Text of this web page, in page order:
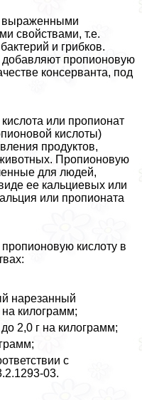
выраженными
свойствами, т.е.
и грибков.
добавляют пропионовую
консерванта, под
или пропионат
кислоты)
продуктов,
Пропионовую
для людей,
ее кальциевых или
или пропионата
кислоту в
нарезанный
килограмм;
2,0 г на килограмм;
с
03.